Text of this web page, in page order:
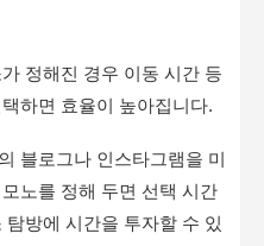
정해진 경우 이동 시간 등
하면 효율이 높아집니다.
의 블로그나 인스타그램을 미
노를 정해 두면 선택 시간
방에 시간을 투자할 수 있